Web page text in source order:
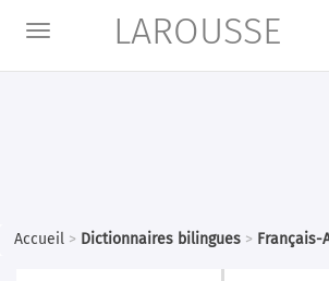
Toggle
LAROUSSE
Accueil > Dictionnaires bilingues > Français-